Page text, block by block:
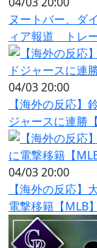
ヌートバー、ダ
ィア報道 トレ
04/03 20:00
【海外の反応】
ジャースに連勝
04/03 20:00
【海外の反応
電撃移籍【MLB】